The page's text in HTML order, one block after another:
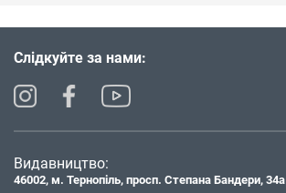
Слідкуйте за нами:
Видавництво:
46002, м. Тернопіль, просп. Степана Бандери, 34а